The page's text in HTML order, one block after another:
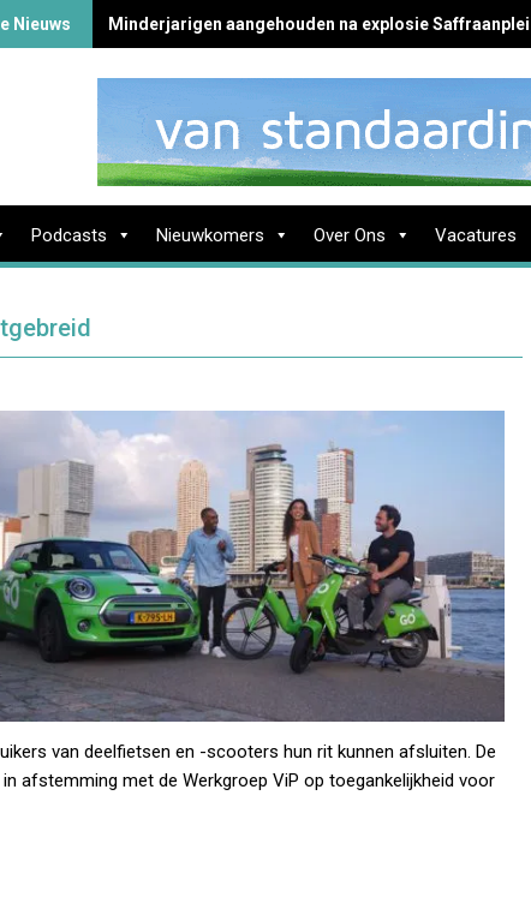
Nieuws Minderjarigen aangehouden na explosie Saffraanplein
Podcasts Nieuwkomers Over Ons Vacatures
van deelfietsen en -scooters hun rit kunnen afsluiten. De
afstemming met de Werkgroep ViP op toegankelijkheid voor